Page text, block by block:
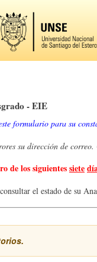
- EIE
formulario para su
su dirección de
de los siguientessiete
el estado de su